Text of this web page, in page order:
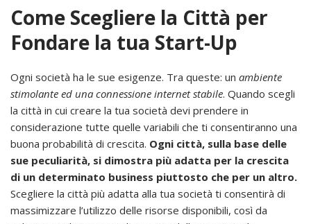
Come Scegliere la Città per
Fondare la tua Start-Up
Ogni società ha le sue esigenze. Tra queste: un ambiente
stimolante ed una connessione internet stabile. Quando scegli
la città in cui creare la tua società devi prendere in
considerazione tutte quelle variabili che ti consentiranno una
buona probabilità di crescita. Ogni città, sulla base delle
sue peculiarità, si dimostra più adatta per la crescita
di un determinato business piuttosto che per un altro.
Scegliere la città più adatta alla tua società ti consentirà di
massimizzare l’utilizzo delle risorse disponibili, così da